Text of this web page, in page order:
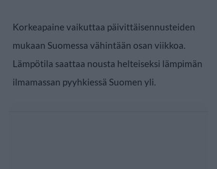
Korkeapaine vaikuttaa päivittäisennusteiden
mukaan Suomessa vähintään osan viikkoa.
Lämpötila saattaa nousta helteiseksi lämpimän
ilmamassan pyyhkiessä Suomen yli.